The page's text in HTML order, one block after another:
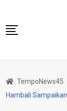
content
BISNIS
TempoNews45
Hambali